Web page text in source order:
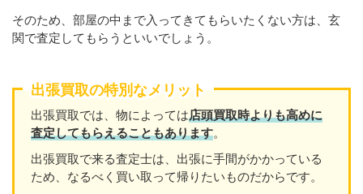
そのため、部屋の中まで入ってきてもらいたくない方は、玄
関で査定してもらうといいでしょう。
出張買取の特別なメリット
出張買取では、物によっては店頭買取時よりも高めに
査定してもらえることもあります。
出張買取で来る査定士は、出張に手間がかかっている
ため、なるべく買い取って帰りたいものだからです。